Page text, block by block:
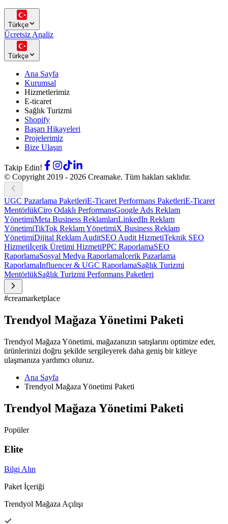
Türkçe
Ücretsiz Analiz
Türkçe
Ana Sayfa
Kurumsal
Hizmetlerimiz
E-ticaret
Sağlık Turizmi
Shopify
Başarı Hikayeleri
Projelerimiz
Bize Ulaşın
Takip Edin!
© Copyright 2019 - 2026 Creamake. Tüm hakları saklıdır.
UGC Pazarlama PaketleriE-Ticaret Performans PaketleriE-Ticaret
MentörlükCiro Odaklı PerformansGoogle Ads Reklam
YönetimiMeta Business ReklamlarıLinkedIn Reklam
YönetimiTikTok Reklam YönetimiX Business Reklam
YönetimiDijital Reklam AuditSEO Audit HizmetiTeknik SEO
Hizmetiİçerik Üretimi HizmetiPPC RaporlamaSEO
RaporlamaSosyal Medya Raporlamaİçerik Pazarlama
RaporlamaInfluencer & UGC RaporlamaSağlık Turizmi
MentörlükSağlık Turizmi Performans Paketleri
#creamarketplace
Trendyol Mağaza Yönetimi Paketi
Trendyol Mağaza Yönetimi, mağazanızın satışlarını optimize eder,
ürünlerinizi doğru şekilde sergileyerek daha geniş bir kitleye
ulaşmanıza yardımcı oluruz.
Ana Sayfa
Trendyol Mağaza Yönetimi Paketi
Trendyol Mağaza Yönetimi Paketi
Popüler
Elite
Bilgi Alın
Paket İçeriği
Trendyol Mağaza Açılışı